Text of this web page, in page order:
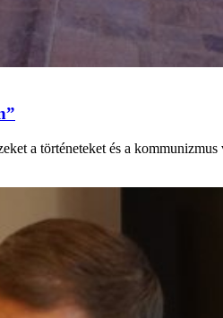
a történeteket és a